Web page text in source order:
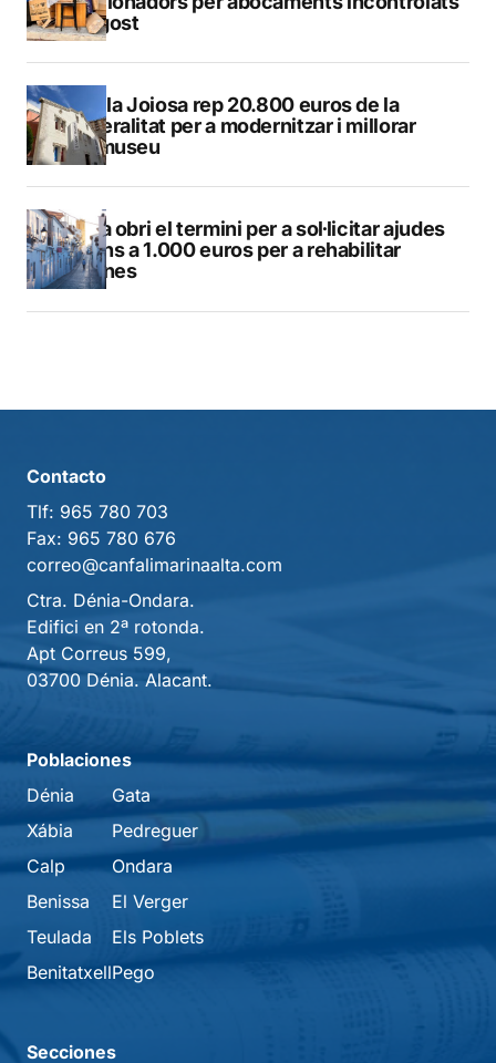
a l’agost
La Vila Joiosa rep 20.800 euros de la
Generalitat per a modernitzar i millorar
Vilamuseu
Altea obri el termini per a sol·licitar ajudes
de fins a 1.000 euros per a rehabilitar
façanes
Contacto
Tlf: 965 780 703
Fax: 965 780 676
correo@canfalimarinaalta.com
Ctra. Dénia-Ondara.
Edifici en 2ª rotonda.
Apt Correus 599,
03700 Dénia. Alacant.
Poblaciones
Dénia
Xábia
Calp
Benissa
Teulada
Benitatxell
Gata
Pedreguer
Ondara
El Verger
Els Poblets
Pego
Secciones